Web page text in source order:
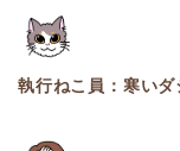
執行ねこ員：寒いダ